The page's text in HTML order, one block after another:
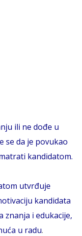
ili ne dođe u
se da je povukao
kandidatom.
utvrđuje
kandidata
znanja i edukacije,
u radu.